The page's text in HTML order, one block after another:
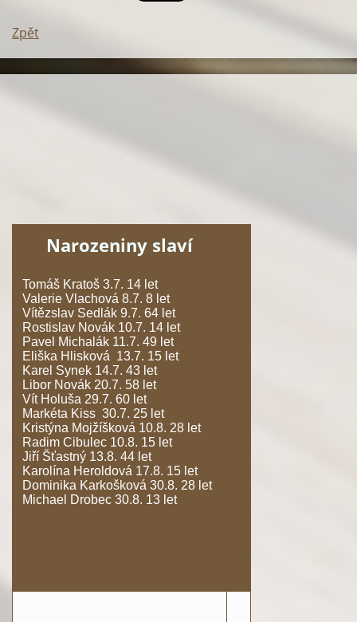
Zpět
Narozeniny slaví
Tomáš Kratoš 3.7. 14 let
Valerie Vlachová 8.7. 8 let
Vítězslav Sedlák 9.7. 64 let
Rostislav Novák 10.7. 14 let
Pavel Michalák 11.7. 49 let
Eliška Hlisková 13.7. 15 let
Karel Synek 14.7. 43 let
Libor Novák 20.7. 58 let
Vít Holuša 29.7. 60 let
Markéta Kiss 30.7. 25 let
Kristýna Mojžíšková 10.8. 28 let
Radim Cibulec 10.8. 15 let
Jiří Šťastný 13.8. 44 let
Karolína Heroldová 17.8. 15 let
Dominika Karkošková 30.8. 28 let
Michael Drobec 30.8. 13 let